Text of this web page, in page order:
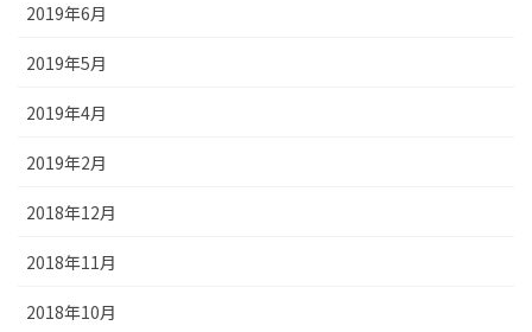
2019年6月
2019年5月
2019年4月
2019年2月
2018年12月
2018年11月
2018年10月